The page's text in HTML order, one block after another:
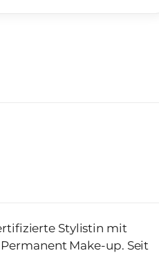
Stylistin mit
Make-up. Seit